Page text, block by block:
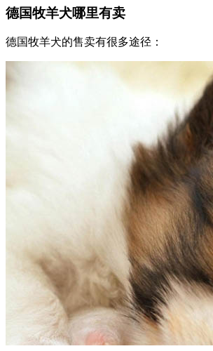
德国牧羊犬哪里有卖
德国牧羊犬的售卖有很多途径：